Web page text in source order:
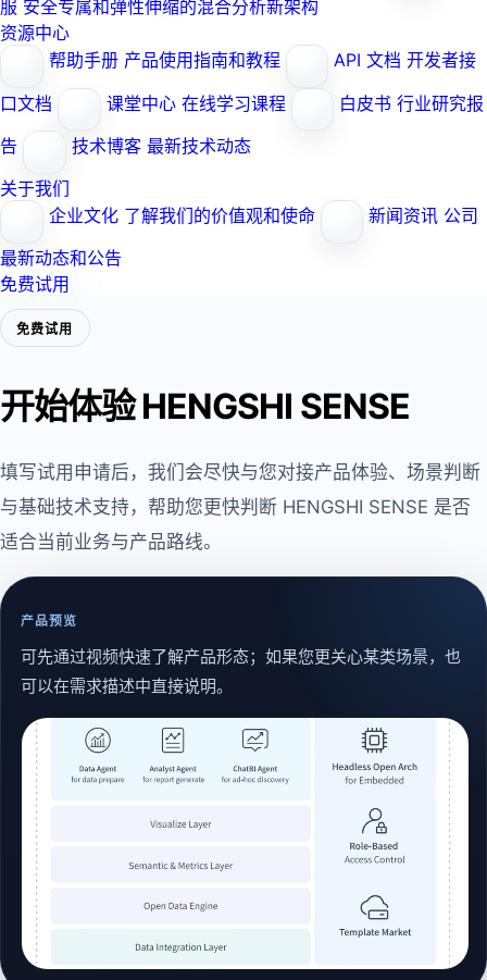
服 安全专属和弹性伸缩的混合分析新架构
资源中心
帮助手册 产品使用指南和教程 API 文档 开发者接
口文档
课堂中心 在线学习课程 白皮书 行业研究报
告
技术博客 最新技术动态
关于我们
企业文化 了解我们的价值观和使命 新闻资讯 公司
最新动态和公告
免费试用
免费试用
开始体验HENGSHI SENSE
填写试用申请后，我们会尽快与您对接产品体验、场景判断
与基础技术支持，帮助您更快判断 HENGSHI SENSE 是否
适合当前业务与产品路线。
产品预览
可先通过视频快速了解产品形态；如果您更关心某类场景，也
可以在需求描述中直接说明。